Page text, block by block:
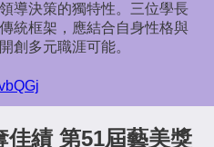
導決策的獨特性。三位學長
統框架，應結合自身性格與
創多元職涯可能。
佳績 第51屆藝美獎